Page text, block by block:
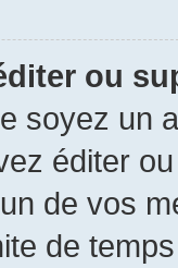
ou
soyez un
éditer
de vos
de